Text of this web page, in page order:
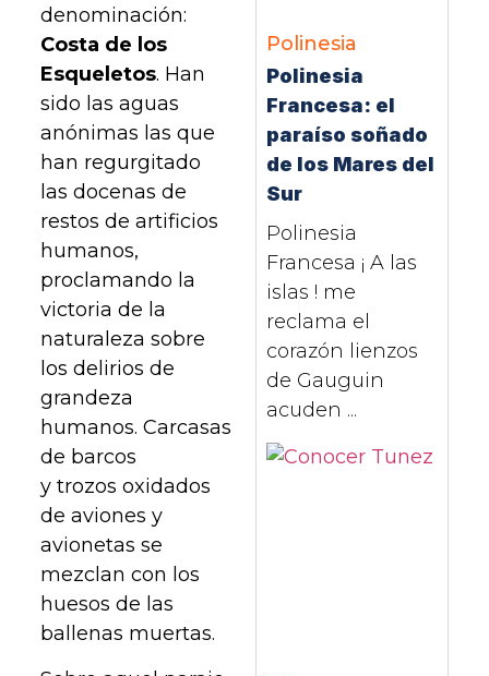
denominación:
Costa de los
Esqueletos. Han
sido las aguas
anónimas las que
han regurgitado
las docenas de
restos de artificios
humanos,
proclamando la
victoria de la
naturaleza sobre
los delirios de
grandeza
humanos. Carcasas
de barcos
y trozos oxidados
de aviones y
avionetas se
mezclan con los
huesos de las
ballenas muertas.
Polinesia
Polinesia
Francesa: el
paraíso soñado
de los Mares del
Sur
Polinesia
Francesa ¡ A las
islas ! me
reclama el
corazón lienzos
de Gauguin
acuden ...